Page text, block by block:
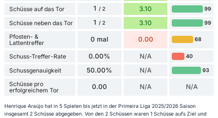
Schüsse auf das Tor 1 / 2 3.10 99
Schüsse neben das Tor 1 / 2 3.10 99
Pfosten- &
Lattentreffer
0 mal 0.00 68
Schuss-Treffer-Rate 0.00% N/A 40
Schussgenauigkeit 50.00% N/A 93
Schüsse pro
erfolgreichem Tor
0.00 N/A N/A
Henrique Araújo hat in 5 Spielen bis jetzt in der Primeira Liga 2025/2026 Saison
insgesamt 2 Schüsse abgegeben. Von den 2 Schüssen waren 1 Schüsse aufs Ziel und